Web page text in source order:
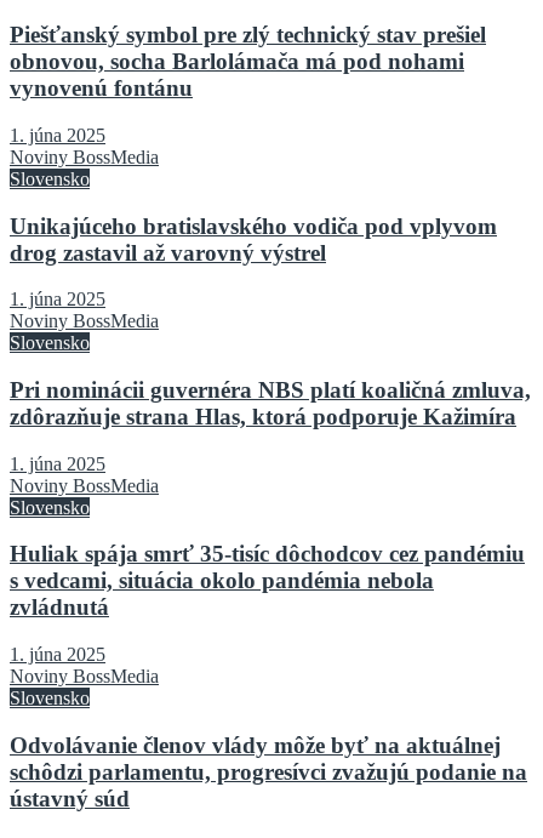
Piešťanský symbol pre zlý technický stav prešiel
obnovou, socha Barlolámača má pod nohami
vynovenú fontánu
1. júna 2025
Noviny BossMedia
Slovensko
Unikajúceho bratislavského vodiča pod vplyvom
drog zastavil až varovný výstrel
1. júna 2025
Noviny BossMedia
Slovensko
Pri nominácii guvernéra NBS platí koaličná zmluva,
zdôrazňuje strana Hlas, ktorá podporuje Kažimíra
1. júna 2025
Noviny BossMedia
Slovensko
Huliak spája smrť 35-tisíc dôchodcov cez pandémiu
s vedcami, situácia okolo pandémia nebola
zvládnutá
1. júna 2025
Noviny BossMedia
Slovensko
Odvolávanie členov vlády môže byť na aktuálnej
schôdzi parlamentu, progresívci zvažujú podanie na
ústavný súd